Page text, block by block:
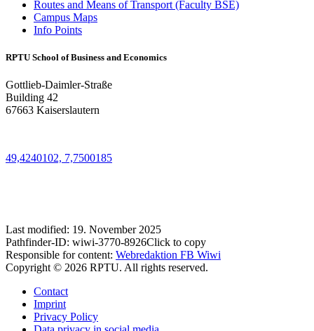
Routes and Means of Transport (Faculty BSE)
Campus Maps
Info Points
RPTU School of Business and Economics
Gottlieb-Daimler-Straße
Building 42
67663 Kaiserslautern
49,4240102, 7,7500185
Last modified: 19. November 2025
Pathfinder-ID: wiwi-3770-8926Click to copy
Responsible for content: Webredaktion FB Wiwi
Copyright © 2026 RPTU. All rights reserved.
Contact
Imprint
Privacy Policy